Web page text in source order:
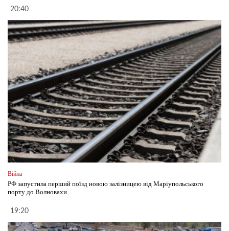
20:40
Війна
РФ запустила перший поїзд новою залізницею від Маріупольського
порту до Волновахи
19:20